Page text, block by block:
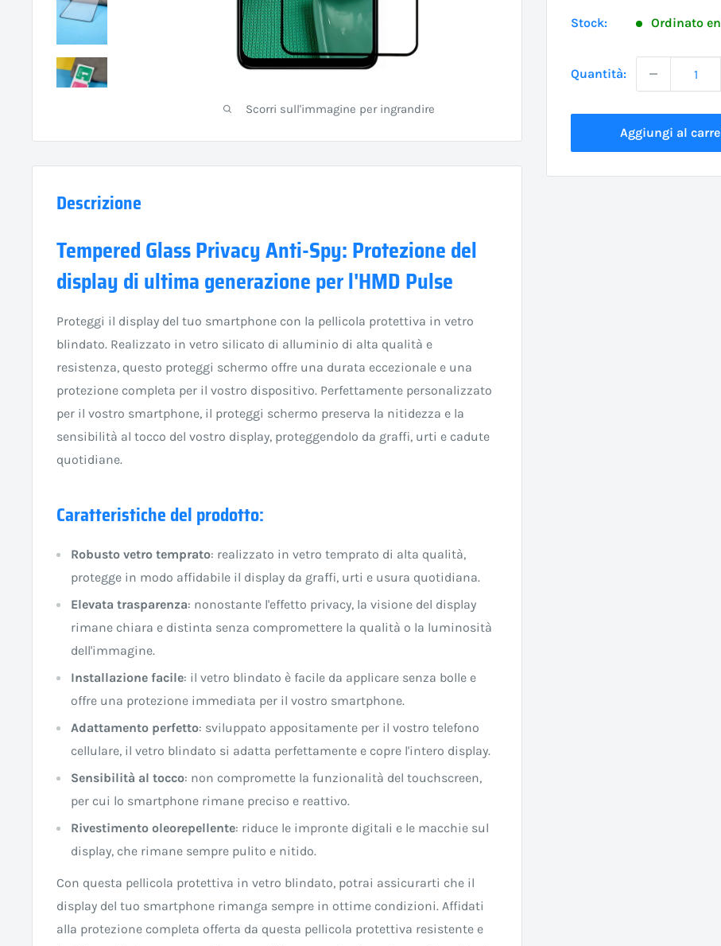
Scorri sull'immagine per ingrandire
Stock: Ordinato
Quantità:
Aggiungi al
Descrizione
Tempered Glass Privacy Anti-Spy: Protezione del
display di ultima generazione per l'HMD Pulse
Proteggi il display del tuo smartphone con la pellicola protettiva in vetro
blindato. Realizzato in vetro silicato di alluminio di alta qualità e
resistenza, questo proteggi schermo offre una durata eccezionale e una
protezione completa per il vostro dispositivo. Perfettamente personalizzato
per il vostro smartphone, il proteggi schermo preserva la nitidezza e la
sensibilità al tocco del vostro display, proteggendolo da graffi, urti e cadute
quotidiane.
Caratteristiche del prodotto:
Robusto vetro temprato: realizzato in vetro temprato di alta qualità,
protegge in modo affidabile il display da graffi, urti e usura quotidiana.
Elevata trasparenza: nonostante l'effetto privacy, la visione del display
rimane chiara e distinta senza compromettere la qualità o la luminosità
dell'immagine.
Installazione facile: il vetro blindato è facile da applicare senza bolle e
offre una protezione immediata per il vostro smartphone.
Adattamento perfetto: sviluppato appositamente per il vostro telefono
cellulare, il vetro blindato si adatta perfettamente e copre l'intero display.
Sensibilità al tocco: non compromette la funzionalità del touchscreen,
per cui lo smartphone rimane preciso e reattivo.
Rivestimento oleorepellente: riduce le impronte digitali e le macchie sul
display, che rimane sempre pulito e nitido.
Con questa pellicola protettiva in vetro blindato, potrai assicurarti che il
display del tuo smartphone rimanga sempre in ottime condizioni. Affidati
alla protezione completa offerta da questa pellicola protettiva resistente e